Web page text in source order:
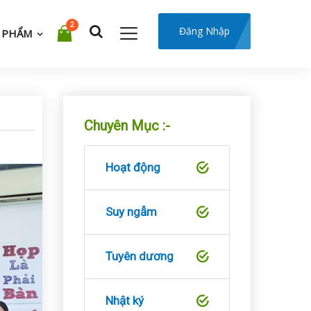
PHẨM
2 Đăng Nhập
Chuyên Mục :-
Hoạt động
Suy ngẫm
Tuyên dương
Nhật ký